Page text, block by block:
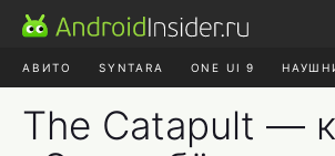
АВИТО SYNTARA ONE UI 9
The Catapult —